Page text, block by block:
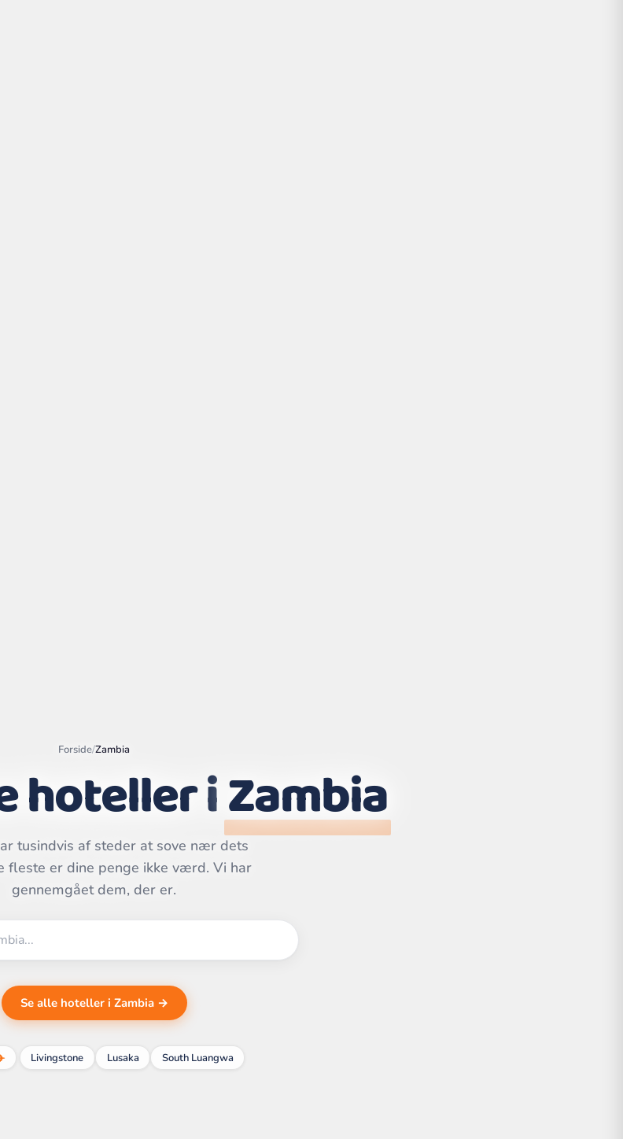
Leaflet
©
contributors | ©
Forside/Zambia
hoteller iZambia
tusindvis af steder at sove nær dets
fleste er dine penge ikke værd. Vi har
gennemgået dem, der er.
Se alle hoteller i Zambia →
Livingstone Lusaka South Luangwa